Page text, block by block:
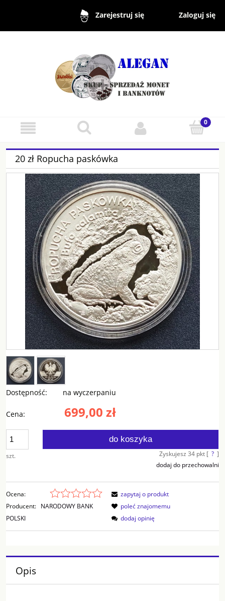
Zarejestruj się Zaloguj się
20 zł Ropucha paskówka
Dostępność: na wyczerpaniu
Cena: 699,00 zł
szt.
do koszyka
Zyskujesz 34pkt [ ? ]
dodaj do przechowalni
Ocena:
Producent: NARODOWY BANK
POLSKI
zapytaj o produkt
poleć znajomemu
dodaj opinię
Opis